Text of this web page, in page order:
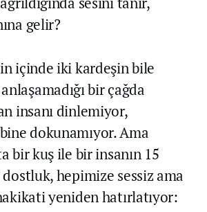
gelir?
içinde iki kardeşin bile
bir çağda
insanı dinlemiyor,
dokunamıyor. Ama
bir kuş ile bir insanın 15
dostluk, hepimize sessiz ama
yeniden hatırlatıyor: